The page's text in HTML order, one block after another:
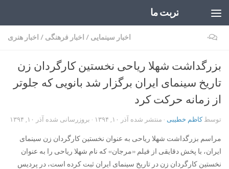
تربت ما
اخبار سینمایی / اخبار فرهنگی / اخبار هنری ۰
بزرگداشت شهلا ریاحی نخستین کارگردان زن
تاریخ سینمای ایران برگزار شد بانویی که جلوتر
از زمانه حرکت کرد
توسطکاظم خطیبی · منتشر شده آذر ۱۰, ۱۳۹۴ · بروزرسانی شده آذر ۱۰, ۱۳۹۴
مراسم بزرگداشت شهلا ریاحی به عنوان نخستین کارگردان زن سینمای
ایران، با پخش دقایقی از فیلم «مرجان» که نام شهلا ریاحی را به عنوان
نخستین کارگردان زن در تاریخ سینمای ایران ثبت کرده است، در پردیس